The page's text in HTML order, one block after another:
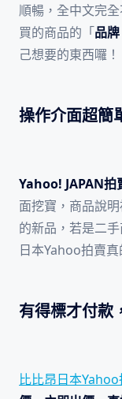
順暢，全中文完
買的商品的「品
己想要的東西囉！
操作介面超簡
Yahoo! JAPAN拍
面挖寶，商品說
的新品，若是二
日本Yahoo拍賣
有得標才付款
比比昂日本